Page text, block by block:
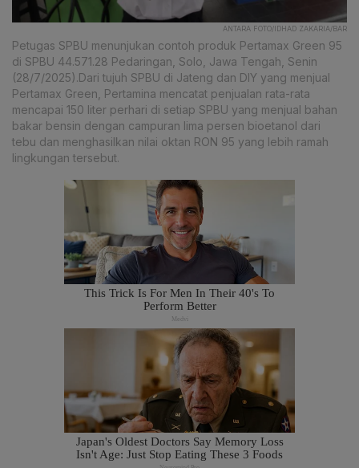
ANTARA FOTO/IDHAD ZAKARIA/BAR
Petugas SPBU menunjukan contoh produk Pertamax Green 95
di SPBU 44.571.28 Pedaringan, Solo, Jawa Tengah, Senin
(28/7/2025).Dari tujuh SPBU di Jateng dan DIY yang menjual
Pertamax Green, Pertamina mencatat penjualan rata-rata
mencapai 150 liter perhari di setiap SPBU yang menjual bahan
bakar bensin dengan campuran lima persen bioetanol dari
tebu dan menghasilkan nilai oktan RON 95 yang lebih ramah
lingkungan tersebut.